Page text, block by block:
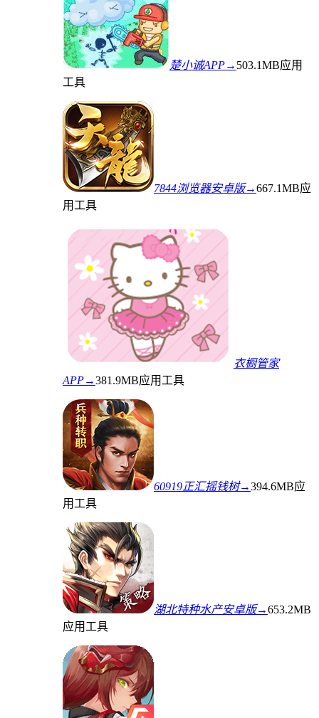
楚小诚APP→ 503.1MB应用
工具
7844浏览器安卓版→667.1MB应
用工具
衣橱管家
APP→381.9MB应用工具
60919正汇摇钱树→394.6MB应
用工具
湖北特种水产安卓版→653.2MB
应用工具